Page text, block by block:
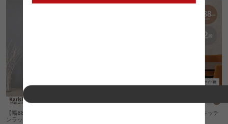
【幅88cm】 Karlskrona ゴミ箱上キッチ
ンラック
【幅88cm】 Karlskrona ゴミ箱上キッチ